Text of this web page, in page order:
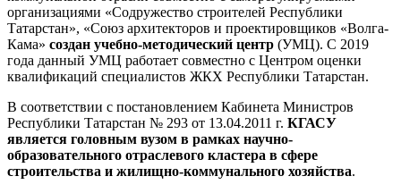
организациями «Содружество строителей Республики
Татарстан», «Союз архитекторов и проектировщиков «Волга-
Кама» создан учебно-методический центр (УМЦ). С 2019
года данный УМЦ работает совместно с Центром оценки
квалификаций специалистов ЖКХ Республики Татарстан.
В соответствии с постановлением Кабинета Министров
Республики Татарстан № 293 от 13.04.2011 г. КГАСУ
является головным вузом в рамках научно-
образовательного отраслевого кластера в сфере
строительства и жилищно-коммунального хозяйства.